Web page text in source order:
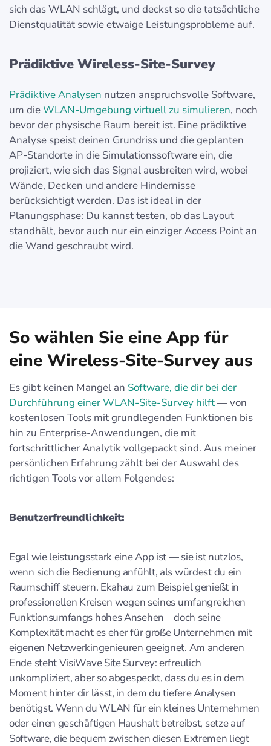
sich das WLAN schlägt, und deckst so die tatsächliche
Dienstqualität sowie etwaige Leistungsprobleme auf.
Prädiktive Wireless-Site-Survey
Prädiktive Analysen nutzen anspruchsvolle Software,
um dieWLAN-Umgebung virtuell zu simulieren, noch
bevor der physische Raum bereit ist. Eine prädiktive
Analyse speist deinen Grundriss und die geplanten
AP-Standorte in die Simulationssoftware ein, die
projiziert, wie sich das Signal ausbreiten wird, wobei
Wände, Decken und andere Hindernisse
berücksichtigt werden. Das ist ideal in der
Planungsphase: Du kannst testen, ob das Layout
standhält, bevor auch nur ein einziger Access Point an
die Wand geschraubt wird.
So wählen Sie eine App für
eine Wireless-Site-Survey aus
Es gibt keinen Mangel an Software, die dir bei der
Durchführung einer WLAN-Site-Survey hilft— von
kostenlosen Tools mit grundlegenden Funktionen bis
hin zu Enterprise-Anwendungen, die mit
fortschrittlicher Analytik vollgepackt sind. Aus meiner
persönlichen Erfahrung zählt bei der Auswahl des
richtigen Tools vor allem Folgendes:
Benutzerfreundlichkeit:
Egal wie leistungsstark eine App ist — sie ist nutzlos,
wenn sich die Bedienung anfühlt, als würdest du ein
Raumschiff steuern. Ekahau zum Beispiel genießt in
professionellen Kreisen wegen seines umfangreichen
Funktionsumfangs hohes Ansehen – doch seine
Komplexität macht es eher für große Unternehmen mit
eigenen Netzwerkingenieuren geeignet. Am anderen
Ende steht VisiWave Site Survey: erfreulich
unkompliziert, aber so abgespeckt, dass du es in dem
Moment hinter dir lässt, in dem du tiefere Analysen
benötigst. Wenn du WLAN für ein kleines Unternehmen
oder einen geschäftigen Haushalt betreibst, setze auf
Software, die bequem zwischen diesen Extremen liegt —